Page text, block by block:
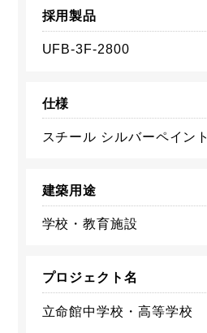
採用製品
UFB-3F-2800
仕様
スチール シルバーペイント
建築用途
学校・教育施設
プロジェクト名
立命館中学校・高等学校